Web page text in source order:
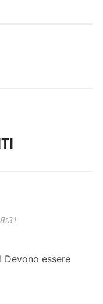
Devono essere